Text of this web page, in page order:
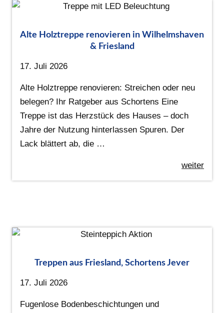
Alte Holztreppe renovieren in Wilhelmshaven
& Friesland
17. Juli 2026
Alte Holztreppe renovieren: Streichen oder neu
belegen? Ihr Ratgeber aus Schortens Eine
Treppe ist das Herzstück des Hauses – doch
Jahre der Nutzung hinterlassen Spuren. Der
Lack blättert ab, die …
weiter
Treppen aus Friesland, Schortens Jever
17. Juli 2026
Fugenlose Bodenbeschichtungen und